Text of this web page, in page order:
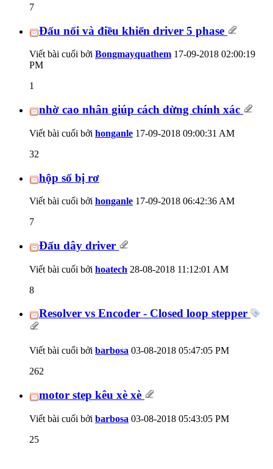
7
Đấu nối và điều khiển driver 5 phase
Viết bài cuối bởi Bongmayquathem 17-09-2018 02:00:19
PM
1
nhờ cao nhân giúp cách dừng chính xác
Viết bài cuối bởi honganle 17-09-2018 09:00:31 AM
32
hộp số bị rơ
Viết bài cuối bởi honganle 17-09-2018 06:42:36 AM
7
Đấu dây driver
Viết bài cuối bởi hoatech 28-08-2018 11:12:01 AM
8
Resolver vs Encoder - Closed loop stepper
Viết bài cuối bởi barbosa 03-08-2018 05:47:05 PM
262
motor step kêu xè xè
Viết bài cuối bởi barbosa 03-08-2018 05:43:05 PM
25